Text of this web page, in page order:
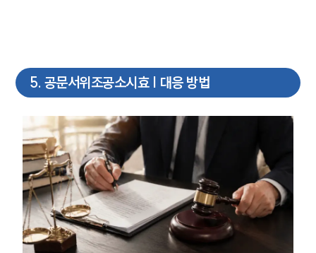
5. 공문서위조공소시효 | 대응 방법